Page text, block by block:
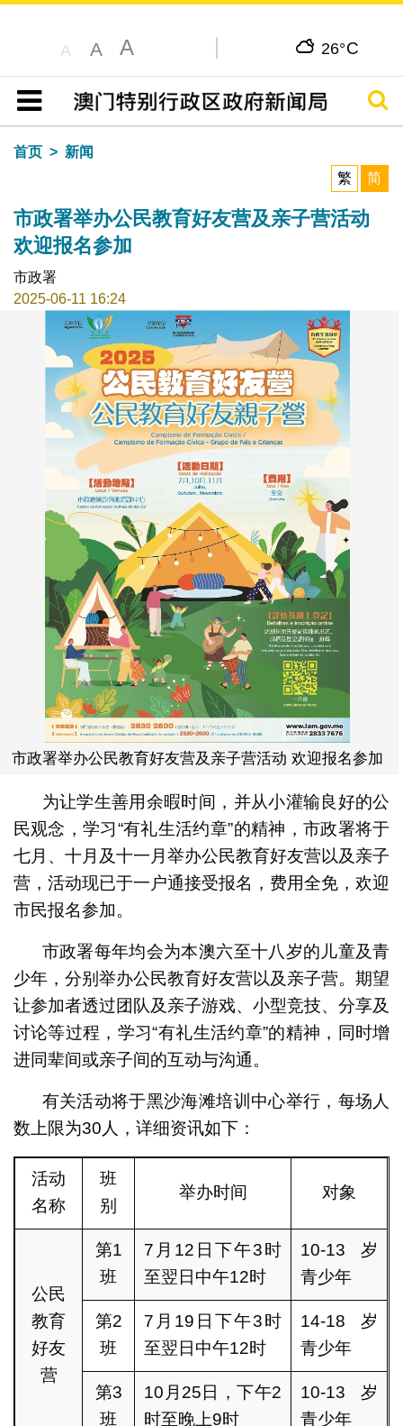
A A A 26°C
目录
搜寻
首页
新闻
繁
简
市政署举办公民教育好友营及亲子营活动
欢迎报名参加
市政署
2025-06-11 16:24
市政署举办公民教育好友营及亲子营活动 欢迎报名参加
为让学生善用余暇时间，并从小灌输良好的公
民观念，学习“有礼生活约章”的精神，市政署将于
七月、十月及十一月举办公民教育好友营以及亲子
营，活动现已于一户通接受报名，费用全免，欢迎
市民报名参加。
市政署每年均会为本澳六至十八岁的儿童及青
少年，分别举办公民教育好友营以及亲子营。期望
让参加者透过团队及亲子游戏、小型竞技、分享及
讨论等过程，学习“有礼生活约章”的精神，同时增
进同辈间或亲子间的互动与沟通。
有关活动将于黑沙海滩培训中心举行，每场人
数上限为30人，详细资讯如下：
活动
名称
班
别
举办时间 对象
公民
教育
好友
营
第1
班
7月12日下午3时
至翌日中午12时
10-13岁
青少年
第2
班
7月19日下午3时
至翌日中午12时
14-18岁
青少年
第3
班
10月25日，下午2
时至晚上9时
10-13岁
青少年